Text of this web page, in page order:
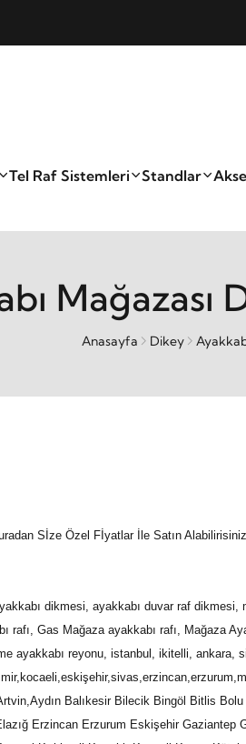
Tel Raf Sistemleri Standlar
Mağazası
Anasayfa Dikey
Sİze Özel Fİyatlar İle Satın
dikmesi, ayakkabı duvar raf
rafı, Gas Mağaza ayakkabı rafı,
ayakkabı reyonu, istanbul, ikitelli, ankara,
Balıkesir Bilecik Bingöl Bitlis Bolu
Erzincan Erzurum Eskişehir Gaziantep